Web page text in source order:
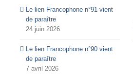
Le lien Francophone n°91 vient
de paraître
24 juin 2026
Le lien Francophone n°90 vient
de paraître
7 avril 2026